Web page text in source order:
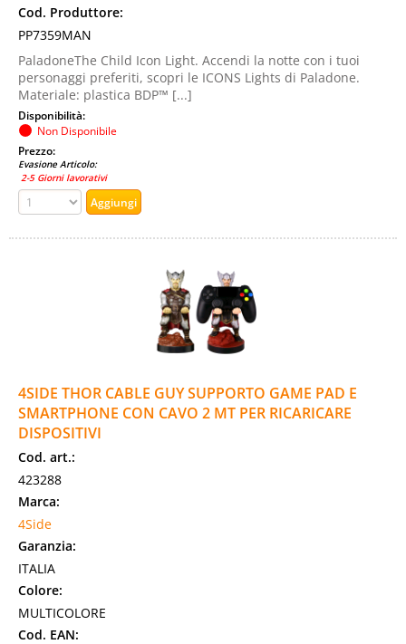
Cod. Produttore:
PP7359MAN
PaladoneThe Child Icon Light. Accendi la notte con i tuoi
personaggi preferiti, scopri le ICONS Lights di Paladone.
Materiale: plastica BDP™ [...]
Disponibilità:
Non Disponibile
Prezzo:
Evasione Articolo:
2-5 Giorni lavorativi
4SIDE THOR CABLE GUY SUPPORTO GAME PAD E
SMARTPHONE CON CAVO 2 MT PER RICARICARE
DISPOSITIVI
Cod. art.:
423288
Marca:
4Side
Garanzia:
ITALIA
Colore:
MULTICOLORE
Cod. EAN: